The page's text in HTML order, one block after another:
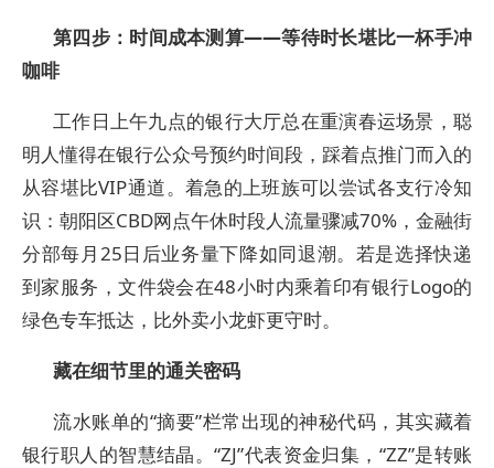
第四步：时间成本测算——等待时长堪比一杯手冲
咖啡
工作日上午九点的银行大厅总在重演春运场景，聪
明人懂得在银行公众号预约时间段，踩着点推门而入的
从容堪比VIP通道。着急的上班族可以尝试各支行冷知
识：朝阳区CBD网点午休时段人流量骤减70%，金融街
分部每月25日后业务量下降如同退潮。若是选择快递
到家服务，文件袋会在48小时内乘着印有银行Logo的
绿色专车抵达，比外卖小龙虾更守时。
藏在细节里的通关密码
流水账单的“摘要”栏常出现的神秘代码，其实藏着
银行职人的智慧结晶。“ZJ”代表资金归集，“ZZ”是转账